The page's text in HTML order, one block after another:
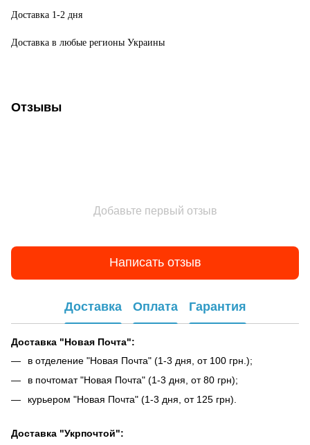
Доставка 1-2 дня
Доставка в любые регионы Украины
Отзывы
Добавьте первый отзыв
Написать отзыв
Доставка Оплата Гарантия
Доставка "Новая Почта":
в отделение "Новая Почта" (1-3 дня, от 100 грн.);
в почтомат "Новая Почта" (1-3 дня, от 80 грн);
курьером "Новая Почта" (1-3 дня, от 125 грн).
Доставка "Укрпочтой":